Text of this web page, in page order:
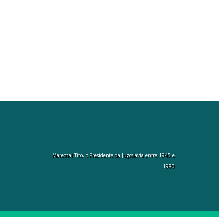
Marechal Tito, o Presidente da Jugoslávia entre 1945 e
1980